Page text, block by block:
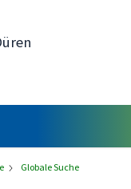
Globale Suche